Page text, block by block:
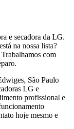
e secadora da LG.
na nossa lista?
com
São Paulo
LG e
profissional e
hoje mesmo e